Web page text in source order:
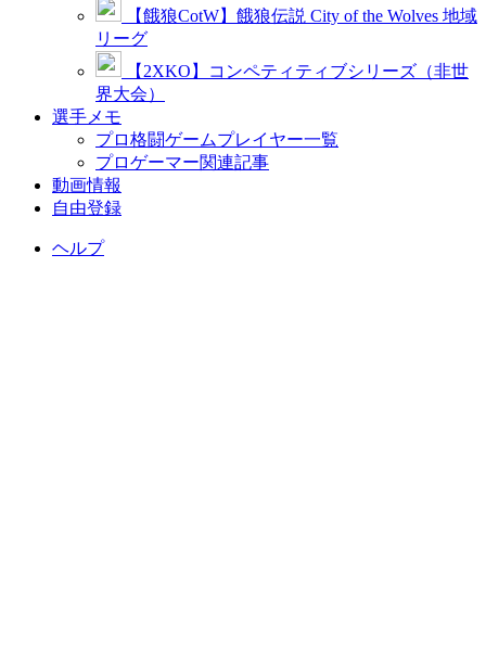
【餓狼CotW】餓狼伝説 City of the Wolves 地域
リーグ
【2XKO】コンペティティブシリーズ（非世
界大会）
選手メモ
プロ格闘ゲームプレイヤー一覧
プロゲーマー関連記事
動画情報
自由登録
ヘルプ